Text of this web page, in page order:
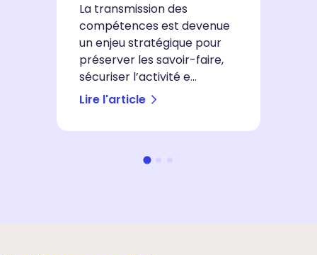
La transmission des
compétences est devenue
un enjeu stratégique pour
préserver les savoir-faire,
sécuriser l’activité e...
Lire l'article